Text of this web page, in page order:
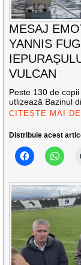
MESAJ
YANNIS
VULCAN
Peste 130 de
utlizează Bazinul
CITEȘTE MAI
Distribuie acest